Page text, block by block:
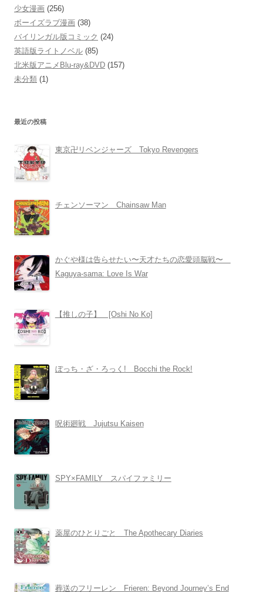
少女漫画 (256)
ボーイズラブ漫画 (38)
バイリンガル版コミック (24)
英語版ライトノベル (85)
北米版アニメBlu-ray&DVD (157)
未分類 (1)
最近の投稿
東京卍リベンジャーズ Tokyo Revengers
チェンソーマン Chainsaw Man
かぐや様は告らせたい〜天才たちの恋愛頭脳戦〜
Kaguya-sama: Love Is War
【推しの子】 [Oshi No Ko]
ぼっち・ざ・ろっく! Bocchi the Rock!
呪術廻戦 Jujutsu Kaisen
SPY×FAMILY スパイファミリー
薬屋のひとりごと The Apothecary Diaries
葬送のフリーレン Frieren: Beyond Journey’s End